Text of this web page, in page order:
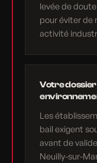
levée de
pour éviter de
activité
Votre
Les
bail exigent
avant de
Neuilly-sur-